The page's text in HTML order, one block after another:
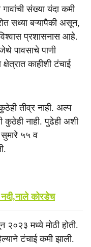
संख्या यंदा कमी
सध्या बऱ्यापैकी असून,
प्रशासनास आहे.
पावसाचे पाणी
क्षेत्रात काहीशी टंचाई
तीव्र नाही. अल्प
कुठेही नाही. पुढेही अशी
सुमारे ५५ व
कोरडेच
२०२३ मध्ये मोठी होती.
टंचाई कमी झाली.